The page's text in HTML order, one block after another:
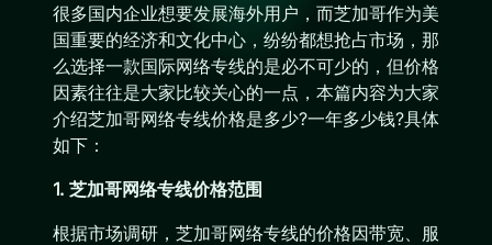
很多国内企业想要发展海外用户，而芝加哥作为美
国重要的经济和文化中心，纷纷都想抢占市场，那
么选择一款国际网络专线的是必不可少的，但价格
因素往往是大家比较关心的一点，本篇内容为大家
介绍芝加哥网络专线价格是多少?一年多少钱?具体
如下：
1. 芝加哥网络专线价格范围
根据市场调研，芝加哥网络专线的价格因带宽、服